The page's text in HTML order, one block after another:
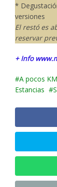
*
versiones
El restó es
reservar
+ Info
A pocos
Estancias